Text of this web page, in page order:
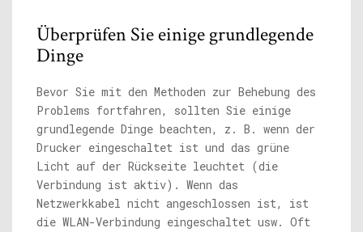
Überprüfen Sie einige grundlegende
Dinge
Bevor Sie mit den Methoden zur Behebung des
Problems fortfahren, sollten Sie einige
grundlegende Dinge beachten, z. B. wenn der
Drucker eingeschaltet ist und das grüne
Licht auf der Rückseite leuchtet (die
Verbindung ist aktiv). Wenn das
Netzwerkkabel nicht angeschlossen ist, ist
die WLAN-Verbindung eingeschaltet usw. Oft